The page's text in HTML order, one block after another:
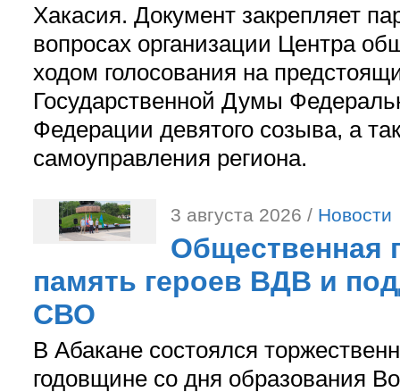
Хакасия. Документ закрепляет
вопросах организации Центра
ходом голосования на
Государственной Думы
Федерации девятого созыва, а
самоуправления региона.
3 августа 2026 / Новости
Общественная
память героев ВДВ и
СВО
В Абакане состоялся
годовщине со дня образования